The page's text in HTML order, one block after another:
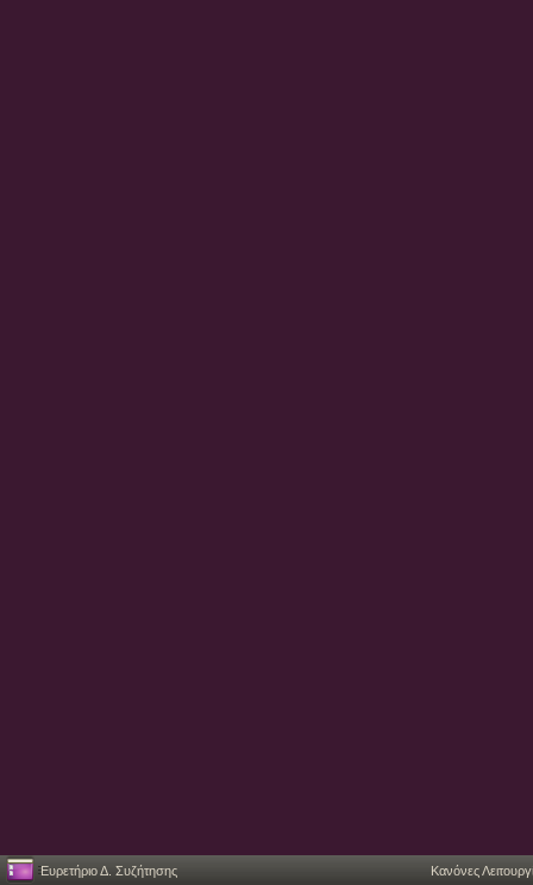
Ευρετήριο Δ. Συζήτησης Κανόνες